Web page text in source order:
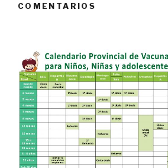
COMENTARIOS